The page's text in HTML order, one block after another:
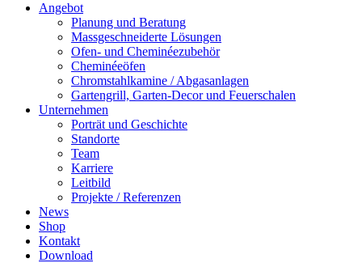
Angebot
Planung und Beratung
Massgeschneiderte Lösungen
Ofen- und Cheminéezubehör
Cheminéeöfen
Chromstahlkamine / Abgasanlagen
Gartengrill, Garten-Decor und Feuerschalen
Unternehmen
Porträt und Geschichte
Standorte
Team
Karriere
Leitbild
Projekte / Referenzen
News
Shop
Kontakt
Download